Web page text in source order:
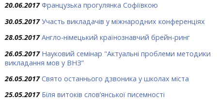
20.06.2017 Французька прогулянка Софіївкою
30.05.2017 Участь викладачів у міжнародних конференціях
28.05.2017 Англо-німецький країнознавчий брейн-ринг
26.05.2017 Науковий семінар "Актуальні проблеми методики
викладання мов у ВНЗ”
26.05.2017 Свято останнього дзвоника у школах міста
25.05.2017 Біля витоків слов’янської писемності